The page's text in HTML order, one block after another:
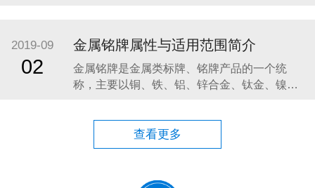
化学溶液，经由化学反应以达到蚀刻的目的，
化学蚀刻机是将材料用化学反应或物理撞击作
用而移除的技术。电蚀刻技术也称为机器
2019-09
02
金属铭牌属性与适用范围简介
金属铭牌是金属类标牌、铭牌产品的一个统
称，主要以铜、铁、铝、锌合金、钛金、镍、
制作而成。下面给大家介绍几种金属标牌属性
及适用范围： 一.铝标牌具有极好的精美性：铝
样化，容易着色
查看更多